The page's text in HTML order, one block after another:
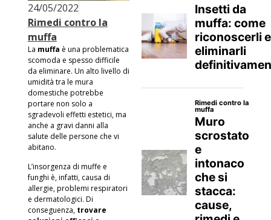
24/05/2022
Rimedi contro la
muffa
La muffa è una problematica
scomoda e spesso difficile
da eliminare. Un alto livello di
umidità tra le mura
domestiche potrebbe
portare non solo a
sgradevoli effetti estetici, ma
anche a gravi danni alla
salute delle persone che vi
abitano.
L’insorgenza di muffe e
funghi è, infatti, causa di
allergie, problemi respiratori
e dermatologici. Di
conseguenza,trovare